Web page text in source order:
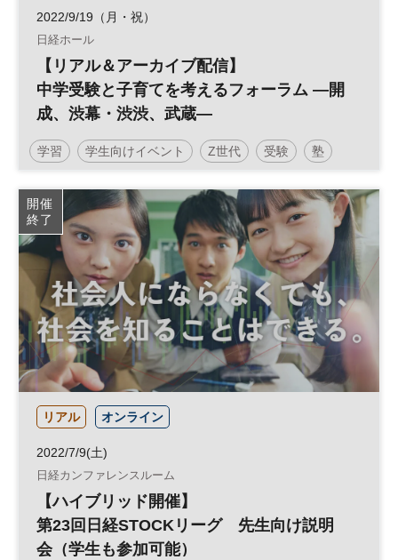
2022/9/19（月・祝）
日経ホール
【リアル＆アーカイブ配信】
中学受験と子育てを考えるフォーラム ―開
成、渋幕・渋渋、武蔵―
学習 学生向けイベント Z世代 受験 塾
教育 中学受験 子育て 参加無料
土日祝開催
開催
終了
リアル オンライン
2022/7/9(土)
日経カンファレンスルーム
【ハイブリッド開催】
第23回日経STOCKリーグ 先生向け説明
会（学生も参加可能）